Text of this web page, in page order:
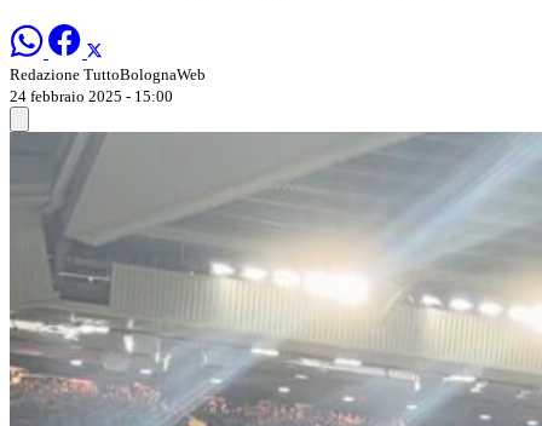
Redazione TuttoBolognaWeb
24 febbraio 2025 - 15:00